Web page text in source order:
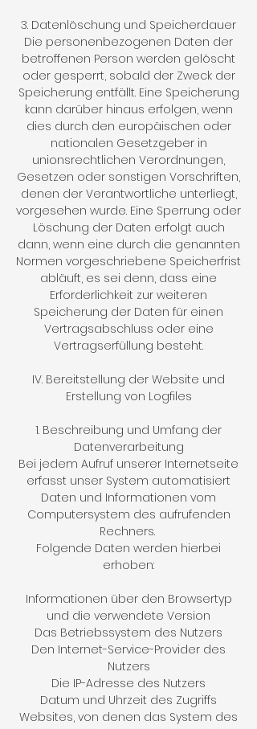
3. Datenlöschung und Speicherdauer
Die personenbezogenen Daten der
betroffenen Person werden gelöscht
oder gesperrt, sobald der Zweck der
Speicherung entfällt. Eine Speicherung
kann darüber hinaus erfolgen, wenn
dies durch den europäischen oder
nationalen Gesetzgeber in
unionsrechtlichen Verordnungen,
Gesetzen oder sonstigen Vorschriften,
denen der Verantwortliche unterliegt,
vorgesehen wurde. Eine Sperrung oder
Löschung der Daten erfolgt auch
dann, wenn eine durch die genannten
Normen vorgeschriebene Speicherfrist
abläuft, es sei denn, dass eine
Erforderlichkeit zur weiteren
Speicherung der Daten für einen
Vertragsabschluss oder eine
Vertragserfüllung besteht.
IV. Bereitstellung der Website und
Erstellung von Logfiles
1. Beschreibung und Umfang der
Datenverarbeitung
Bei jedem Aufruf unserer Internetseite
erfasst unser System automatisiert
Daten und Informationen vom
Computersystem des aufrufenden
Rechners.
Folgende Daten werden hierbei
erhoben:
Informationen über den Browsertyp
und die verwendete Version
Das Betriebssystem des Nutzers
Den Internet-Service-Provider des
Nutzers
Die IP-Adresse des Nutzers
Datum und Uhrzeit des Zugriffs
Websites, von denen das System des